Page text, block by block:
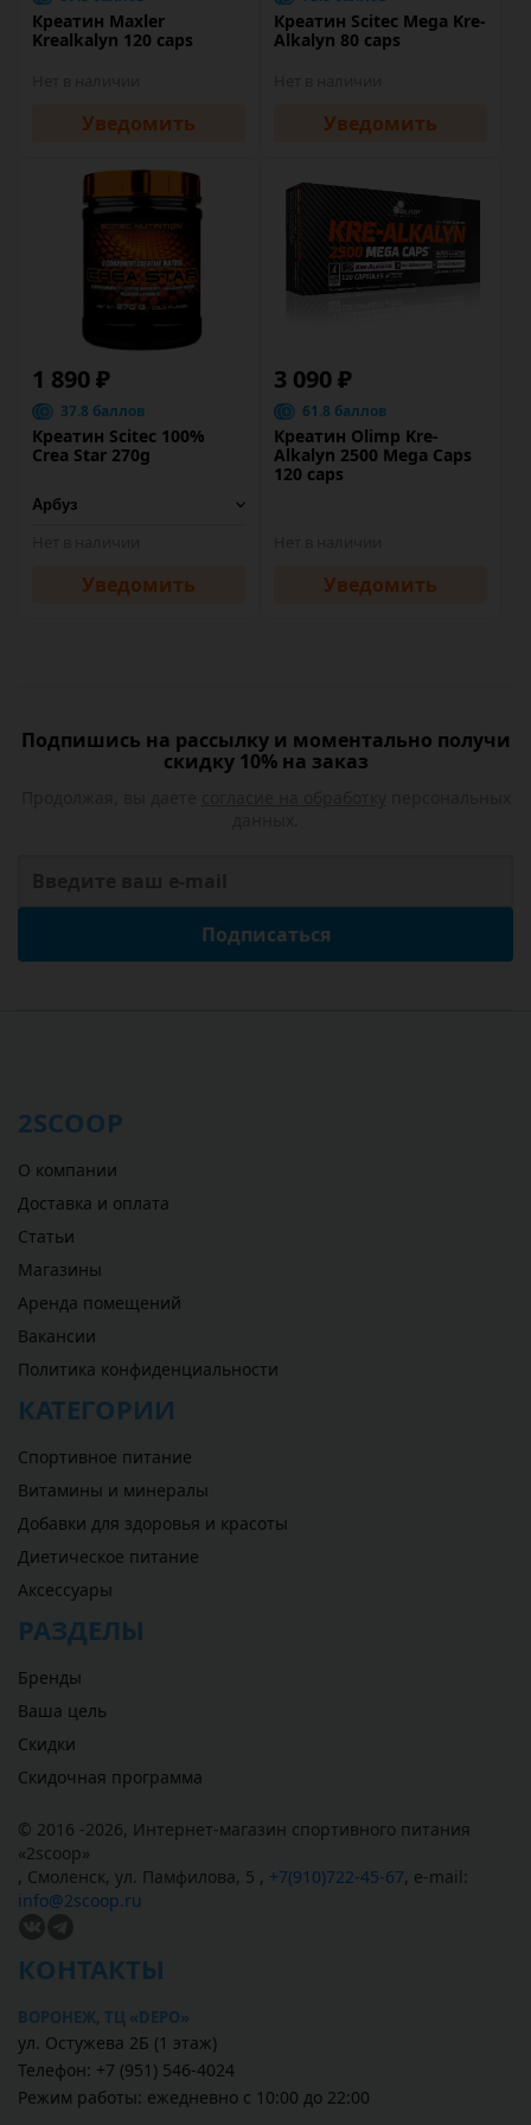
Креатин Maxler
Krealkalyn 120 caps
Уведомить
Креатин Scitec Mega Kre-
Alkalyn 80 caps
Уведомить
1 890 ₽
37.8 баллов
Креатин Scitec 100%
Crea Star 270g
Уведомить
3 090 ₽
61.8 баллов
Креатин Olimp Kre-
Alkalyn 2500 Mega Caps
120 caps
Уведомить
Подпишись на рассылку и моментально получи
скидку 10% на заказ
Подписаться
2SCOOP
О компании
Доставка и оплата
Статьи
Магазины
Аренда помещений
Вакансии
Политика конфиденциальности
КАТЕГОРИИ
Спортивное питание
Витамины и минералы
Добавки для здоровья и красоты
Диетическое питание
Аксессуары
РАЗДЕЛЫ
Бренды
Ваша цель
Скидки
Скидочная программа
© 2016 -2026, Интернет-магазин спортивного питания
«2scoop»
, Смоленск, ул. Памфилова, 5 , +7(910)722-45-67, e-mail:
info@2scoop.ru
КОНТАКТЫ
ВОРОНЕЖ, ТЦ «DEPO»
ул. Остужева 2Б (1 этаж)
Телефон: +7 (951) 546-4024
Режим работы: ежедневно с 10:00 до 22:00